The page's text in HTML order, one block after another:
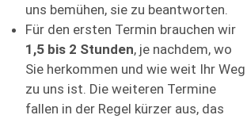
uns bemühen, sie zu beantworten.
Für den ersten Termin brauchen wir
1,5 bis 2 Stunden, je nachdem, wo
Sie herkommen und wie weit Ihr Weg
zu uns ist. Die weiteren Termine
fallen in der Regel kürzer aus, das